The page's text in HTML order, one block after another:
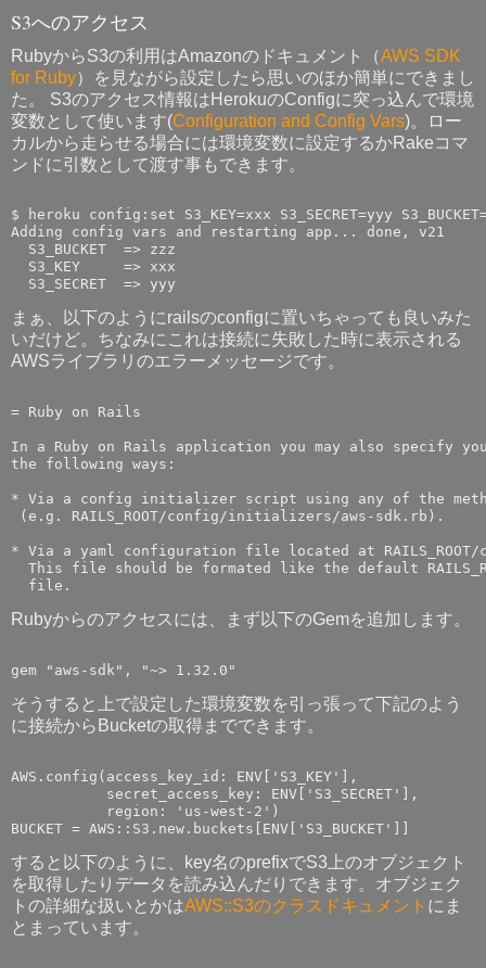
S3へのアクセス
RubyからS3の利用はAmazonのドキュメント（AWS SDK
for Ruby）を見ながら設定したら思いのほか簡単にできまし
た。 S3のアクセス情報はHerokuのConfigに突っ込んで環境
変数として使います(Configuration and Config Vars)。ロー
カルから走らせる場合には環境変数に設定するかRakeコマ
ンドに引数として渡す事もできます。
$ heroku config:set S3_KEY=xxx S3_SECRET=yyy
Adding config vars and restarting app... done, v21
  S3_BUCKET  => zzz
  S3_KEY     => xxx
まぁ、以下のようにrailsのconfigに置いちゃっても良いみた
いだけど。ちなみにこれは接続に失敗した時に表示される
AWSライブラリのエラーメッセージです。
= Ruby on Rails
In a Ruby on Rails application you may also specify
the following ways:
* Via a config initializer script using any of the
(e.g. RAILS_ROOT/config/initializers/aws-sdk.rb).
* Via a yaml configuration file located at RAILS_ROOT/
This file should be formated like the default
Rubyからのアクセスには、まず以下のGemを追加します。
そうすると上で設定した環境変数を引っ張って下記のよう
に接続からBucketの取得までできます。
AWS.config(access_key_id: ENV['S3_KEY'],
           secret_access_key: ENV['S3_SECRET'],
           region: 'us-west-2')
すると以下のように、key名のprefixでS3上のオブジェクト
を取得したりデータを読み込んだりできます。オブジェク
トの詳細な扱いとかはAWS::S3のクラスドキュメント にま
とまっています。